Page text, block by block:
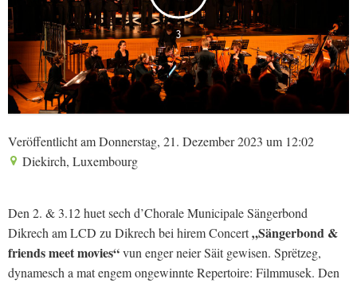
3
Veröffentlicht am Donnerstag, 21. Dezember 2023 um 12:02
Diekirch, Luxembourg
Den 2. & 3.12 huet sech d’Chorale Municipale Sängerbond
Dikrech am LCD zu Dikrech bei hirem Concert„Sängerbond &
friends meet movies“vun enger neier Säit gewisen. Sprëtzeg,
dynamesch a mat engem ongewinnte Repertoire: Filmmusek. Den